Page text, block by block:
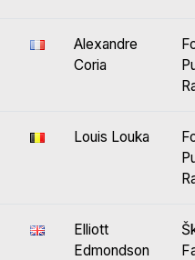
Alexandre
Coria
Louis Louka
Elliott
Edmondson